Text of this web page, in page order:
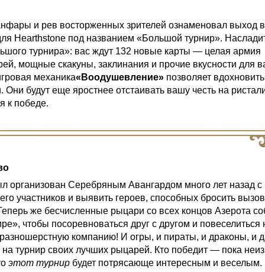
и рев восторженных зрителей ознаменовал выход
Hearthstone под названием «Большой турнир».
турнира»: вас ждут 132 новые карты — целая армия
мощные скакуны, заклинания и прочие вкусности для
механика«Воодушевление» позволяет
Они будут еще яростнее отстаивать вашу честь на
к победе.
организован Серебряным Авангардом много лет назад с
участников и выявить героев, способных бросить
же бесчисленные рыцари со всех концов Азерота
чтобы посоревноваться друг с другом и повеселиться
компанию! И огры, и пираты, и драконы, и
турнир своих лучших рыцарей. Кто победит — пока
этот турнир будет потрясающе интересным и веселым.